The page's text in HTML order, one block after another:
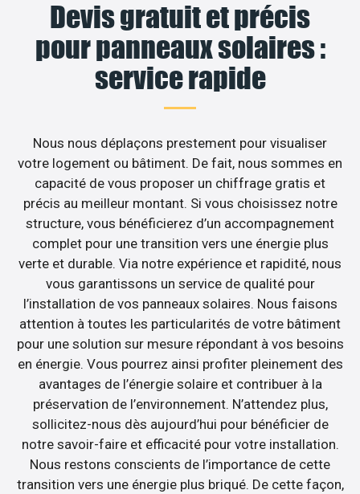
Devis gratuit et précis
pour panneaux solaires :
service rapide
Nous nous déplaçons prestement pour visualiser
votre logement ou bâtiment. De fait, nous sommes en
capacité de vous proposer un chiffrage gratis et
précis au meilleur montant. Si vous choisissez notre
structure, vous bénéficierez d’un accompagnement
complet pour une transition vers une énergie plus
verte et durable. Via notre expérience et rapidité, nous
vous garantissons un service de qualité pour
l’installation de vos panneaux solaires. Nous faisons
attention à toutes les particularités de votre bâtiment
pour une solution sur mesure répondant à vos besoins
en énergie. Vous pourrez ainsi profiter pleinement des
avantages de l’énergie solaire et contribuer à la
préservation de l’environnement. N’attendez plus,
sollicitez-nous dès aujourd’hui pour bénéficier de
notre savoir-faire et efficacité pour votre installation.
Nous restons conscients de l’importance de cette
transition vers une énergie plus briqué. De cette façon,